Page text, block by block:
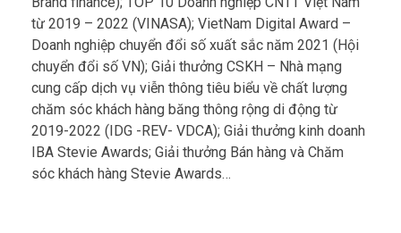
Brand finance); TOP 10 Doanh nghiệp CNTT Việt Nam
từ 2019 – 2022 (VINASA); VietNam Digital Award –
Doanh nghiệp chuyển đổi số xuất sắc năm 2021 (Hội
chuyển đổi số VN); Giải thưởng CSKH – Nhà mạng
cung cấp dịch vụ viễn thông tiêu biểu về chất lượng
chăm sóc khách hàng băng thông rộng di động từ
2019-2022 (IDG -REV- VDCA); Giải thưởng kinh doanh
IBA Stevie Awards; Giải thưởng Bán hàng và Chăm
sóc khách hàng Stevie Awards…